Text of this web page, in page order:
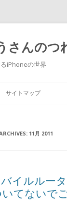
さんのつ
iPhoneの世界
サイトマップ
11月 2011
イルルー
てないで